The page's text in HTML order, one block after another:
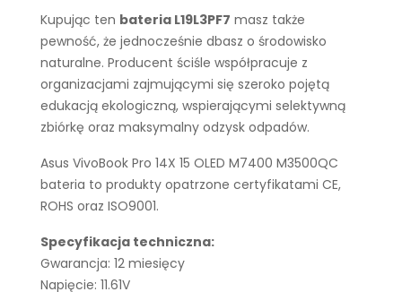
Kupując ten bateria L19L3PF7 masz także
pewność, że jednocześnie dbasz o środowisko
naturalne. Producent ściśle współpracuje z
organizacjami zajmującymi się szeroko pojętą
edukacją ekologiczną, wspierającymi selektywną
zbiórkę oraz maksymalny odzysk odpadów.
Asus VivoBook Pro 14X 15 OLED M7400 M3500QC
bateria to produkty opatrzone certyfikatami CE,
ROHS oraz ISO9001.
Specyfikacja techniczna:
Gwarancja: 12 miesięcy
Napięcie: 11.61V